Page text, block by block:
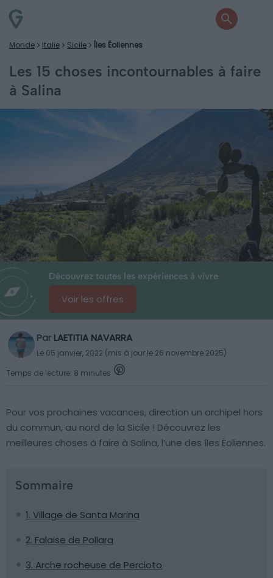
Monde Italie Sicile Îles Éoliennes
Les 15 choses incontournables à faire
à Salina
Découvrez toutes les expériences à vivre
Voir les offres
Par LAETITIA NAVARRA
Le 05 janvier, 2022 (mis à jour le 26 novembre 2025)
Temps de lecture: 8 minutes
Pour vos prochaines vacances, direction un archipel hors
du commun, au nord de la Sicile ! Découvrez les
meilleures choses à faire à Salina, l’une des îles Éoliennes.
Sommaire
1. Village de Santa Marina
2. Falaise de Pollara
3. Arche rocheuse de Percioto